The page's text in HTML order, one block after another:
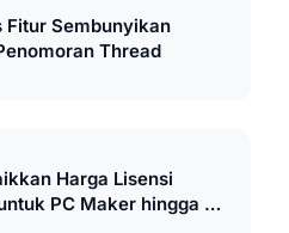
Fitur Sembunyikan
Thread
Harga Lisensi
PC Maker hingga 10